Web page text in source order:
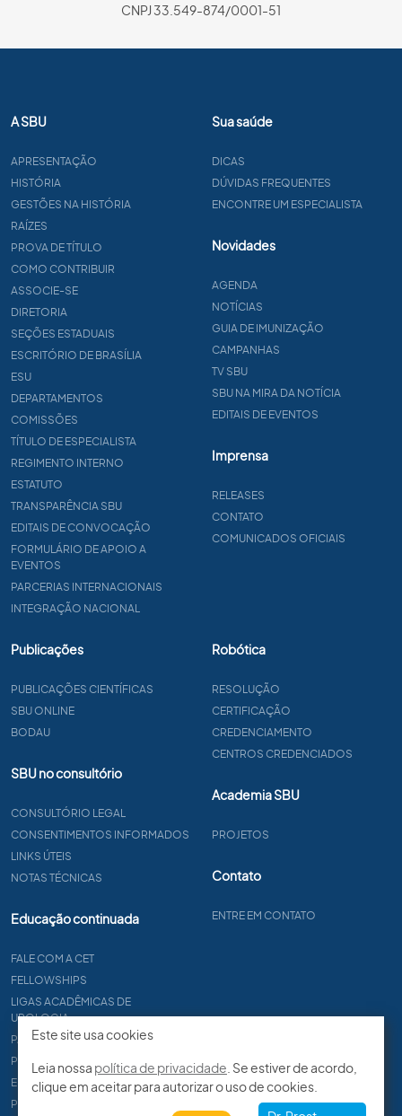
CNPJ 33.549-874/0001-51
A SBU
APRESENTAÇÃO
HISTÓRIA
GESTÕES NA HISTÓRIA
RAÍZES
PROVA DE TÍTULO
COMO CONTRIBUIR
ASSOCIE-SE
DIRETORIA
SEÇÕES ESTADUAIS
ESCRITÓRIO DE BRASÍLIA
ESU
DEPARTAMENTOS
COMISSÕES
TÍTULO DE ESPECIALISTA
REGIMENTO INTERNO
ESTATUTO
TRANSPARÊNCIA SBU
EDITAIS DE CONVOCAÇÃO
FORMULÁRIO DE APOIO A
EVENTOS
PARCERIAS INTERNACIONAIS
INTEGRAÇÃO NACIONAL
Sua saúde
DICAS
DÚVIDAS FREQUENTES
ENCONTRE UM ESPECIALISTA
Novidades
AGENDA
NOTÍCIAS
GUIA DE IMUNIZAÇÃO
CAMPANHAS
TV SBU
SBU NA MIRA DA NOTÍCIA
EDITAIS DE EVENTOS
Imprensa
RELEASES
CONTATO
COMUNICADOS OFICIAIS
Publicações
PUBLICAÇÕES CIENTÍFICAS
SBU ONLINE
BODAU
SBU no consultório
CONSULTÓRIO LEGAL
CONSENTIMENTOS INFORMADOS
LINKS ÚTEIS
NOTAS TÉCNICAS
Educação continuada
FALE COM A CET
FELLOWSHIPS
LIGAS ACADÊMICAS DE
UROLOGIA
PAPER
PROCET
EDITAIS
PROGRAMA DE RESIDÊNCIA
Robótica
RESOLUÇÃO
CERTIFICAÇÃO
CREDENCIAMENTO
CENTROS CREDENCIADOS
Academia SBU
PROJETOS
Contato
ENTRE EM CONTATO
Este site usa cookies
Leia nossa política de privacidade . Se estiver de acordo,
clique em aceitar para autorizar o uso de cookies.